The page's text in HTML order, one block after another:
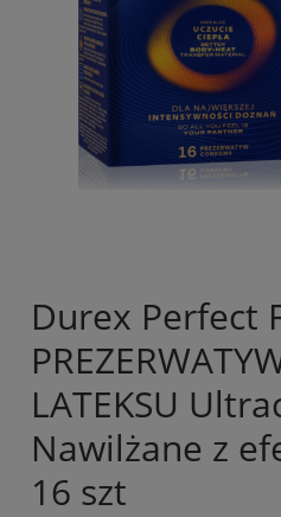
Durex Perfect
LATEKSU
Nawilżane z
16 szt